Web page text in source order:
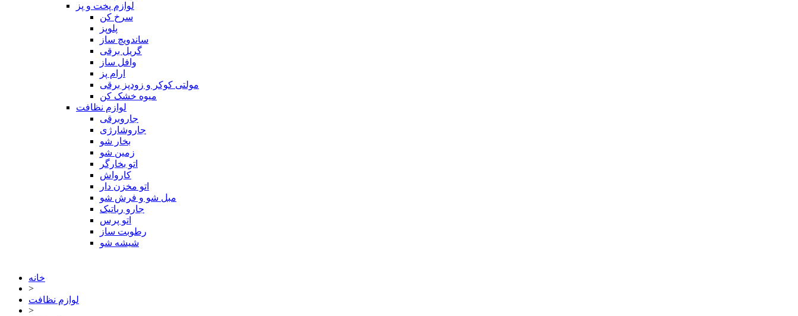
لوازم پخت و پز
سرخ کن
پلوپز
ساندویچ ساز
گریل برقی
وافل ساز
ارام پز
مولتی کوکر و زودپز برقی
میوه خشک کن
لوازم نظافت
جاروبرقی
جاروشارژی
بخار شو
زمین شو
اتو بخارگر
کارواش
اتو مخزن دار
مبل شو و فرش شو
جارو رباتیک
اتو پرس
رطوبت ساز
شیشه شو
خانه
>
لوازم نظافت
>